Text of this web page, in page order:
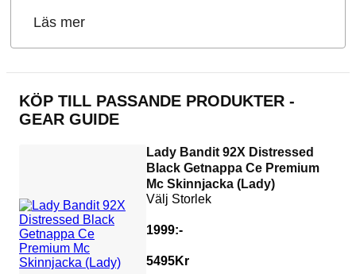
Läs mer
KÖP TILL PASSANDE PRODUKTER -
GEAR GUIDE
Lady Bandit 92X Distressed
Black Getnappa Ce Premium
Mc Skinnjacka (Lady)
Välj Storlek
1999:-
5495Kr